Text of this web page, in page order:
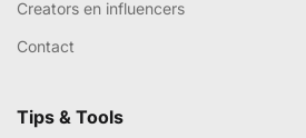
Creators en influencers
Contact
Tips & Tools